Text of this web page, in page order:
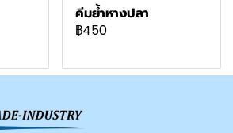
คีมย้ำหางปลา
฿450